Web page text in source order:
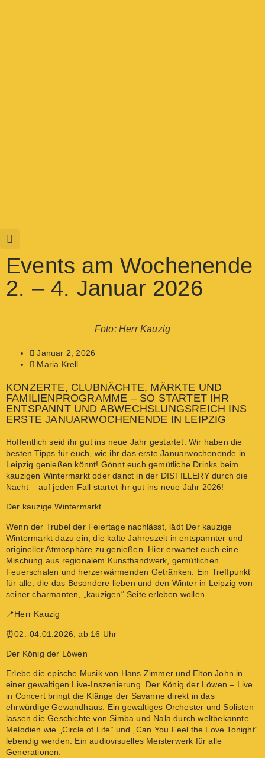
Events am Wochenende
2. – 4. Januar 2026
Foto: Herr Kauzig
Januar 2, 2026
Maria Krell
KONZERTE, CLUBNÄCHTE, MÄRKTE UND
FAMILIENPROGRAMME – SO STARTET IHR
ENTSPANNT UND ABWECHSLUNGSREICH INS
ERSTE JANUARWOCHENENDE IN LEIPZIG
Hoffentlich seid ihr gut ins neue Jahr gestartet. Wir haben die
besten Tipps für euch, wie ihr das erste Januarwochenende in
Leipzig genießen könnt! Gönnt euch gemütliche Drinks beim
kauzigen Wintermarkt oder danct in der DISTILLERY durch die
Nacht – auf jeden Fall startet ihr gut ins neue Jahr 2026!
Der kauzige Wintermarkt
Wenn der Trubel der Feiertage nachlässt, lädt Der kauzige
Wintermarkt dazu ein, die kalte Jahreszeit in entspannter und
origineller Atmosphäre zu genießen. Hier erwartet euch eine
Mischung aus regionalem Kunsthandwerk, gemütlichen
Feuerschalen und herzerwärmenden Getränken. Ein Treffpunkt
für alle, die das Besondere lieben und den Winter in Leipzig von
seiner charmanten, „kauzigen“ Seite erleben wollen.
📍Herr Kauzig
⏰02.-04.01.2026, ab 16 Uhr
Der König der Löwen
Erlebe die epische Musik von Hans Zimmer und Elton John in
einer gewaltigen Live-Inszenierung. Der König der Löwen – Live
in Concert bringt die Klänge der Savanne direkt in das
ehrwürdige Gewandhaus. Ein gewaltiges Orchester und Solisten
lassen die Geschichte von Simba und Nala durch weltbekannte
Melodien wie „Circle of Life“ und „Can You Feel the Love Tonight“
lebendig werden. Ein audiovisuelles Meisterwerk für alle
Generationen.